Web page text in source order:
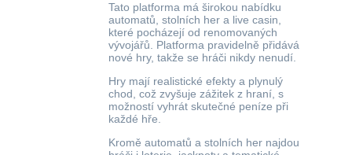
Tato platforma má širokou nabídku
automatů, stolních her a live casin,
které pocházejí od renomovaných
vývojářů. Platforma pravidelně přidává
nové hry, takže se hráči nikdy nenudí.
Hry mají realistické efekty a plynulý
chod, což zvyšuje zážitek z hraní, s
možností vyhrát skutečné peníze při
každé hře.
Kromě automatů a stolních her najdou